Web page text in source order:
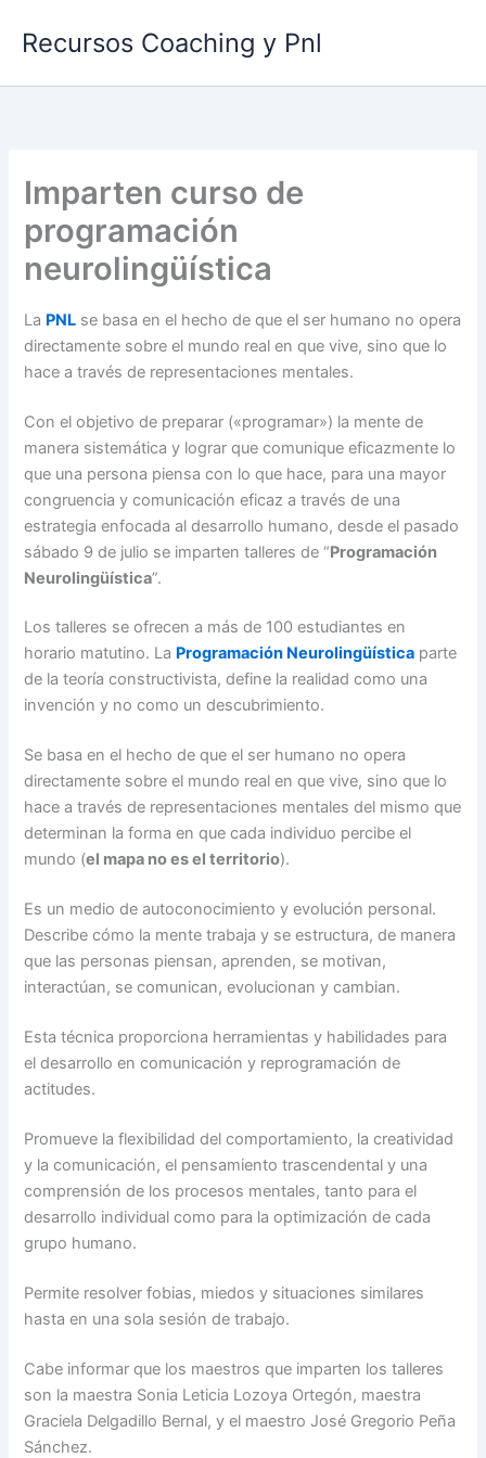
Recursos Coaching y Pnl
Imparten curso de
programación
neurolingüística
La PNL se basa en el hecho de que el ser humano no opera
directamente sobre el mundo real en que vive, sino que lo
hace a través de representaciones mentales.
Con el objetivo de preparar («programar») la mente de
manera sistemática y lograr que comunique eficazmente lo
que una persona piensa con lo que hace, para una mayor
congruencia y comunicación eficaz a través de una
estrategia enfocada al desarrollo humano, desde el pasado
sábado 9 de julio se imparten talleres de “Programación
Neurolingüística”.
Los talleres se ofrecen a más de 100 estudiantes en
horario matutino. La Programación Neurolingüística parte
de la teoría constructivista, define la realidad como una
invención y no como un descubrimiento.
Se basa en el hecho de que el ser humano no opera
directamente sobre el mundo real en que vive, sino que lo
hace a través de representaciones mentales del mismo que
determinan la forma en que cada individuo percibe el
mundo (el mapa no es el territorio).
Es un medio de autoconocimiento y evolución personal.
Describe cómo la mente trabaja y se estructura, de manera
que las personas piensan, aprenden, se motivan,
interactúan, se comunican, evolucionan y cambian.
Esta técnica proporciona herramientas y habilidades para
el desarrollo en comunicación y reprogramación de
actitudes.
Promueve la flexibilidad del comportamiento, la creatividad
y la comunicación, el pensamiento trascendental y una
comprensión de los procesos mentales, tanto para el
desarrollo individual como para la optimización de cada
grupo humano.
Permite resolver fobias, miedos y situaciones similares
hasta en una sola sesión de trabajo.
Cabe informar que los maestros que imparten los talleres
son la maestra Sonia Leticia Lozoya Ortegón, maestra
Graciela Delgadillo Bernal, y el maestro José Gregorio Peña
Sánchez.